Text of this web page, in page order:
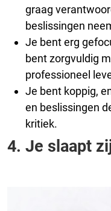
graag
beslissingen
Je bent erg
bent zorgvuldig
professioneel
Je bent koppig,
en beslissingen
kritiek.
4. Je slaapt